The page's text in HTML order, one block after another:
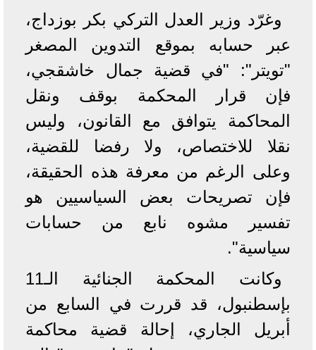
وغرّد وزير العدل التركي بكر بوزداج،
عبر حسابه بموقع التدوين المصغر
"تويتر": "في قضية جمال خاشقجي،
فإن قرار المحكمة بوقف ونقل
المحاكمة يتوافق مع القانون، وليس
نقلا للاختصاص، ولا رفضا للقضية،
وعلى الرغم من معرفة هذه الحقيقة،
فإن تصريحات بعض السياسيين هو
تفسير مشوه نابع من حسابات
سياسية".
وكانت المحكمة الجنائية الـ11
بإسطنبول، قد قررت في السابع من
أبريل الجاري، إحالة قضية محاكمة